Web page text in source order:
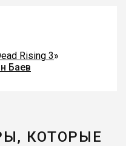
Rising 3»
Баев
КОТОРЫЕ